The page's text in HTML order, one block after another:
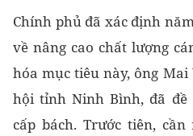
Chính phủ đã xác định
về nâng cao chất lượng
hóa mục tiêu này, ông Mai
hội tỉnh Ninh Bình, đã
cấp bách. Trước tiên,